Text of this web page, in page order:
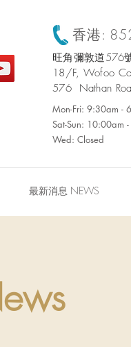
香港:
旺角彌敦道576
​18/F, Wofoo
576 Nathan
Mon-Fri: 9:30am -
Sat-Sun: 10:00am
Wed: Closed
最新消息 NEWS